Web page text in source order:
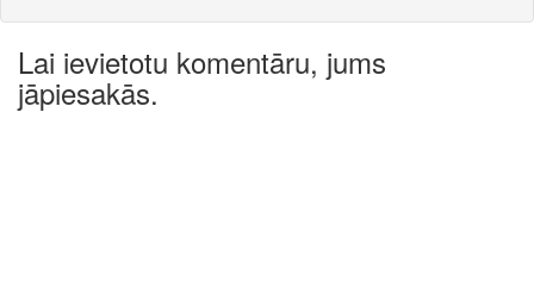
Lai ievietotu komentāru, jums
jāpiesakās.